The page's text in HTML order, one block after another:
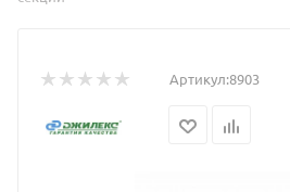
Артикул:8903